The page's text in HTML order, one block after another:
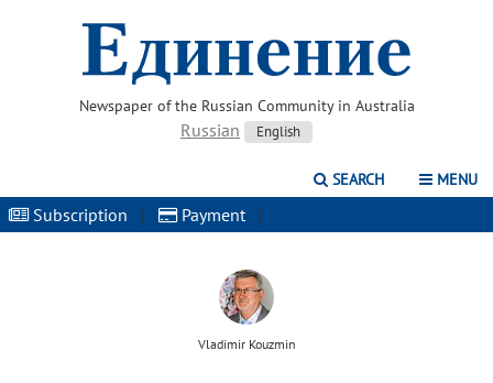
Newspaper of the Russian Community in Australia
Russian English
SEARCH MENU
Subscription | Payment |
Vladimir Kouzmin